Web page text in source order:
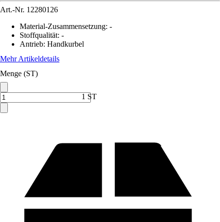
Art.-Nr. 12280126
Material-Zusammensetzung: -
Stoffqualität: -
Antrieb: Handkurbel
Mehr Artikeldetails
Menge (ST)
1 ST